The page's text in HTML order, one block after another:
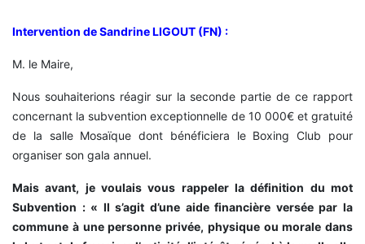
Intervention de Sandrine LIGOUT (FN) :
M. le Maire,
Nous souhaiterions réagir sur la seconde partie de ce rapport
concernant la subvention exceptionnelle de 10 000€ et gratuité
de la salle Mosaïque dont bénéficiera le Boxing Club pour
organiser son gala annuel.
Mais avant, je voulais vous rappeler la définition du mot
Subvention : « Il s’agit d’une aide financière versée par la
commune à une personne privée, physique ou morale dans